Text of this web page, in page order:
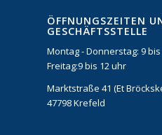
ÖFFNUNGSZEITEN
GESCHÄFTSSTELLE
Montag - Donnerstag: 9
Freitag:9 bis 12 uhr
Marktstraße 41 (Et
47798 Krefeld